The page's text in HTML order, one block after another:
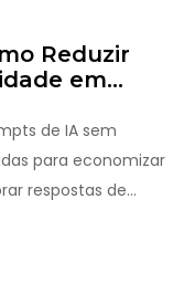
Reduzir
em
de IA sem
para economizar
respostas de